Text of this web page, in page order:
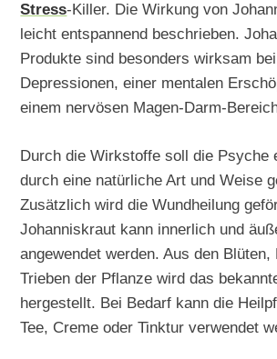
Stress-Killer. Die Wirkung von
leicht entspannend beschrieben.
Produkte sind besonders wirksam
Depressionen, einer mentalen
einem nervösen Magen-Darm-
Durch die Wirkstoffe soll die Psyche
durch eine natürliche Art und Weise
Zusätzlich wird die Wundheilung
Johanniskraut kann innerlich und
angewendet werden. Aus den Blüten,
Trieben der Pflanze wird das
hergestellt. Bei Bedarf kann die
Tee, Creme oder Tinktur verwendet